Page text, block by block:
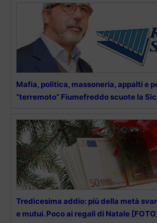
Mafia, politica, massoneria, appalti e
“terremoto” Fiumefreddo scuote la
Tredicesima addio: più della metà
e mutui. Poco ai regali di Natale